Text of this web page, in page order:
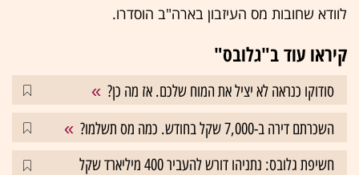
לוודא שחובות מס העיזבון בארה"ב הוסדרו.
קיראו עוד ב"גלובס"
סודוקו כנראה לא יציל את המוח שלכם. אז מה כן?
השכרתם דירה ב-7,000 שקל בחודש. כמה מס תשלמו?
חשיפת גלובס: נתניהו דורש להעביר 400 מיליארד שקל